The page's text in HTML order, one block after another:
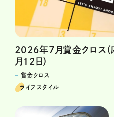
2026年7月賞金クロス（
月12日）
賞金クロス
ライフスタイル